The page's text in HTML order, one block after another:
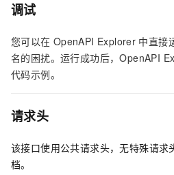
调试
您可以在 OpenAPI Explorer 中直接
名的困扰。运行成功后，OpenAPI
代码示例。
请求头
该接口使用公共请求头，无特殊请求
档。